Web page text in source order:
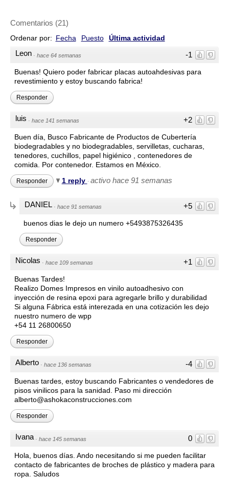
Comentarios (21)
Ordenar por: Fecha Puesto Última actividad
-1
Leon · hace 64 semanas
Buenas! Quiero poder fabricar placas autoahdesivas para
revestimiento y estoy buscando fabrica!
Responder
+2
luis · hace 141 semanas
Buen día, Busco Fabricante de Productos de Cubertería
biodegradables y no biodegradables, servilletas, cucharas,
tenedores, cuchillos, papel higiénico , contenedores de
comida. Por contenedor. Estamos en México.
Responder 1 reply · activo hace 91 semanas
+5
DANIEL · hace 91 semanas
buenos dias le dejo un numero +5493875326435
Responder
+1
Nicolas · hace 109 semanas
Buenas Tardes!
Realizo Domes Impresos en vinilo autoadhesivo con
inyección de resina epoxi para agregarle brillo y durabilidad
Si alguna Fábrica está interezada en una cotización les dejo
nuestro numero de wpp
+54 11 26800650
Responder
-4
Alberto · hace 136 semanas
Buenas tardes, estoy buscando Fabricantes o vendedores de
pisos vinilicos para la sanidad. Paso mi dirección
alberto@ashokaconstrucciones.com
Responder
0
Ivana · hace 145 semanas
Hola, buenos días. Ando necesitando si me pueden facilitar
contacto de fabricantes de broches de plástico y madera para
ropa. Saludos